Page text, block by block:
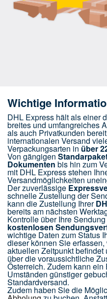
Wichtige
DHL Express hält als einer
breites und umfangreiches
als auch Privatkunden
internationalen Versand
Verpackungsarten in über
Von gängigen
Dokumenten bis hin zum
mit DHL Express stehen
Versandmöglichkeiten
Der zuverlässige
schnelle Zustellung der
kann die Zustellung Ihrer
bereits am nächsten
Kontrolle über Ihre
kostenlosen
wichtige Daten zum Status
dieser können Sie
aktuellen Zeitpunkt
über die voraussichtliche
Österreich. Zudem kann
Umständen günstiger
Standardversand.
Zudem haben Sie die